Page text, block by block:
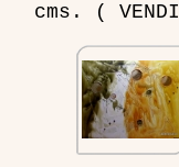
cms. (